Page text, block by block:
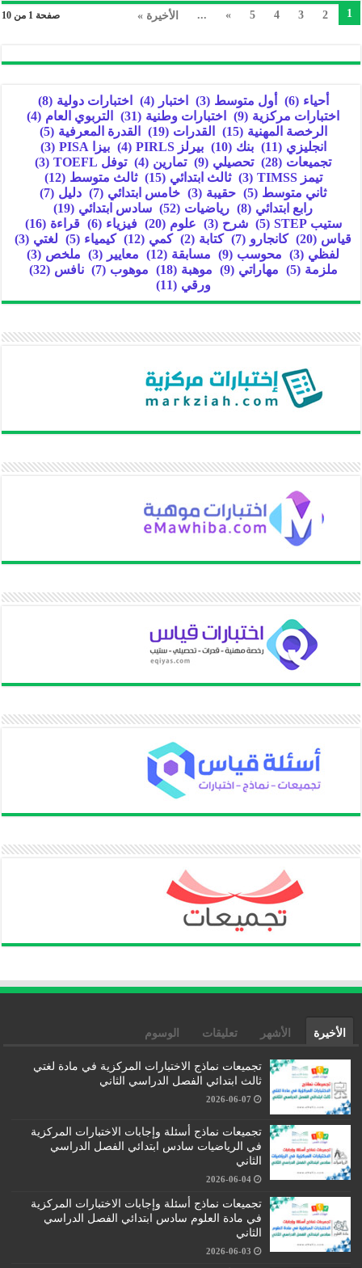
صفحة 1 من 10 1
2
3
4
5
»
... الأخيرة »
أحياء (6) أول متوسط (3) اختبار (4) اختبارات دولية (8)
اختبارات مركزية (9) اختبارات وطنية (31) التربوي العام (4)
الرخصة المهنية (15) القدرات (19) القدرة المعرفية (5)
انجليزي (11) بنك (10) بيرلز PIRLS (4) بيزا PISA
(3)
تجميعات (28) تحصيلي (9) تمارين (4) توفل TOEFL
(3)
تيمز TIMSS
(3) ثالث ابتدائي (15) ثالث متوسط (12)
ثاني متوسط (5) حقيبة (3) خامس ابتدائي (7) دليل (7)
رابع ابتدائي (8) رياضيات (52) سادس ابتدائي (19)
ستيب STEP
(5) شرح (3) علوم (20) فيزياء (6) قراءة (16)
قياس (20) كانجارو (7) كتابة (2) كمي (12) كيمياء (5) لغتي (3)
لفظي (3) محوسب (9) مسابقة (12) معايير (3) ملخص (3)
ملزمة (5) مهاراتي (9) موهبة (18) موهوب (7) نافس (32)
ورقي (11)
الأخيرة الأشهر تعليقات الوسوم
تجميعات نماذج الاختبارات المركزية في مادة لغتي
ثالث ابتدائي الفصل الدراسي الثاني
2026-06-07
تجميعات نماذج أسئلة وإجابات الاختبارات المركزية
في الرياضيات سادس ابتدائي الفصل الدراسي
الثاني
2026-06-04
تجميعات نماذج أسئلة وإجابات الاختبارات المركزية
في مادة العلوم سادس ابتدائي الفصل الدراسي
الثاني
2026-06-03